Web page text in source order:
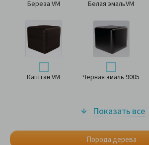
Порода дерева
Береза VM Белая эмальVM
Каштан VM Черная эмаль 9005
Показать все